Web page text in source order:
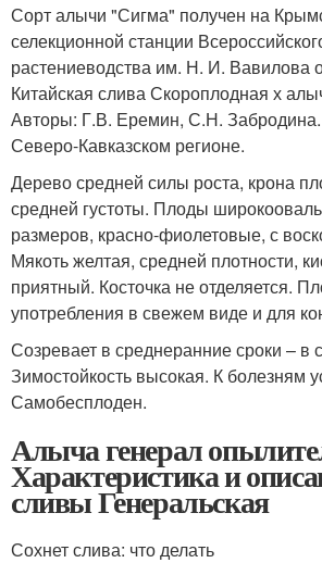
Сорт алычи "Сигма" получен на
селекционной станции
растениеводства им. Н. И. Вавилова
Китайская слива Скороплодная х
Авторы: Г.В. Еремин, С.Н.
Северо-Кавказском регионе.
Дерево средней силы роста, крона
средней густоты. Плоды
размеров, красно-фиолетовые, с
Мякоть желтая, средней плотности,
приятный. Косточка не отделяется.
употребления в свежем виде и для
Созревает в среднеранние сроки – в
Зимостойкость высокая. К болезням
Самобесплоден.
Алыча генерал
Характеристика и
сливы Генеральская
Сохнет слива: что делать